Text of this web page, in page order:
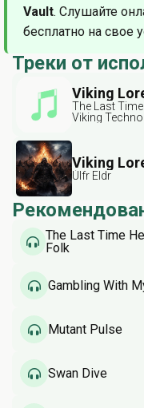
Vault. Слушайте
бесплатно на свое
Треки от
Viking
The Last
Viking
Viking
Úlfr Eldr
The Last Time
Folk
Gambling With
Mutant Pulse
Swan Dive